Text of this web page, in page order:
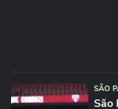
SÃO
São